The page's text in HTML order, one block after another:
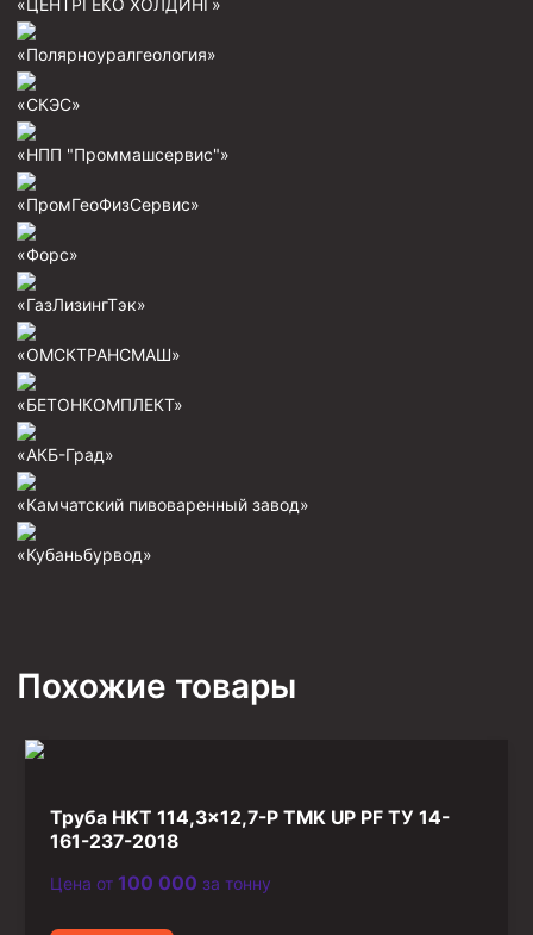
Штанголовки
Удочки ловильные
Труболовки
Фрезеры торцевые с фрезерующей воронкой и с
Фрезеры арбузообразные
Фрезеры стартово-оконные
Печати свинцовые
Фрезеры пилотные
Фрезеры-долота торцевые
Метчики ловильные
Колокола ловильные
«ЦЕНТРГЕКО ХОЛДИНГ»
«Полярноуралгеология»
«СКЭС»
«НПП "Проммашсервис"»
«ПромГеоФизСервис»
«Форс»
«ГазЛизингТэк»
«ОМСКТРАНСМАШ»
«БЕТОНКОМПЛЕКТ»
«АКБ-Град»
«Камчатский пивоваренный завод»
«Кубаньбурвод»
Похожие товары
Труба НКТ 114,3×12,7-Р TMK UP PF ТУ 14-
161-237-2018
Цена от 100 000 за тонну